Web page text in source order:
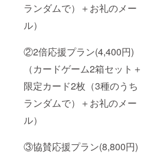
ランダムで）＋お礼のメー
ル）
②2倍応援プラン(4,400円)
（カードゲーム2箱セット＋
限定カード2枚（3種のうち
ランダムで）＋お礼のメー
ル）
③協賛応援プラン(8,800円)